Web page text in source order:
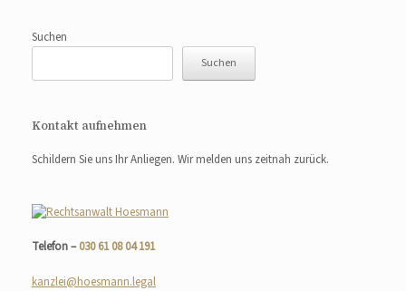
Suchen
Suchen
Kontakt aufnehmen
Schildern Sie uns Ihr Anliegen. Wir melden uns zeitnah zurück.
Telefon –030 61 08 04 191
kanzlei@hoesmann.legal